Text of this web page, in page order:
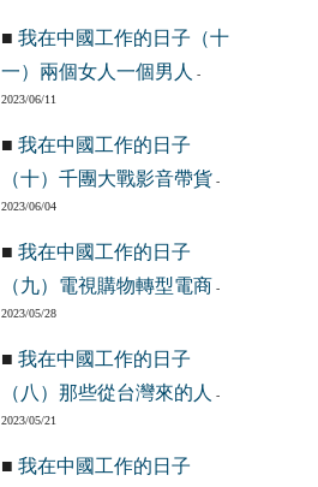
■ 我在中國工作的日子（十
一）兩個女人一個男人
-
2023/06/11
■ 我在中國工作的日子
（十）千團大戰影音帶貨 -
2023/06/04
■ 我在中國工作的日子
（九）電視購物轉型電商 -
2023/05/28
■ 我在中國工作的日子
（八）那些從台灣來的人
-
2023/05/21
■ 我在中國工作的日子